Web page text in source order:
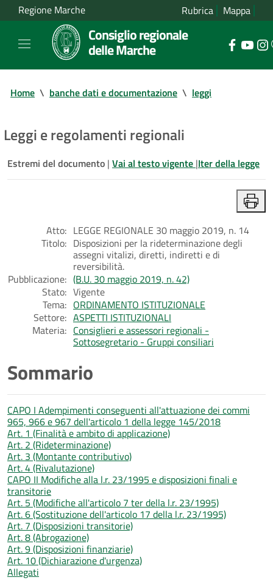
Regione Marche Rubrica Mappa
Consiglio regionale
delle Marche
Home \ banche dati e documentazione \ leggi
Leggi e regolamenti regionali
Estremi del documento | Vai al testo vigente |Iter della legge
Atto: LEGGE REGIONALE 30 maggio 2019, n. 14
Titolo: Disposizioni per la rideterminazione degli
assegni vitalizi, diretti, indiretti e di
reversibilità.
Pubblicazione: (B.U. 30 maggio 2019, n. 42)
Stato: Vigente
Tema: ORDINAMENTO ISTITUZIONALE
Settore: ASPETTI ISTITUZIONALI
Materia: Consiglieri e assessori regionali -
Sottosegretario - Gruppi consiliari
Sommario
CAPO I Adempimenti conseguenti all'attuazione dei commi
965, 966 e 967 dell'articolo 1 della legge 145/2018
Art. 1 (Finalità e ambito di applicazione)
Art. 2 (Rideterminazione)
Art. 3 (Montante contributivo)
Art. 4 (Rivalutazione)
CAPO II Modifiche alla l.r. 23/1995 e disposizioni finali e
transitorie
Art. 5 (Modifiche all'articolo 7 ter della l.r. 23/1995)
Art. 6 (Sostituzione dell'articolo 17 della l.r. 23/1995)
Art. 7 (Disposizioni transitorie)
Art. 8 (Abrogazione)
Art. 9 (Disposizioni finanziarie)
Art. 10 (Dichiarazione d'urgenza)
Allegati